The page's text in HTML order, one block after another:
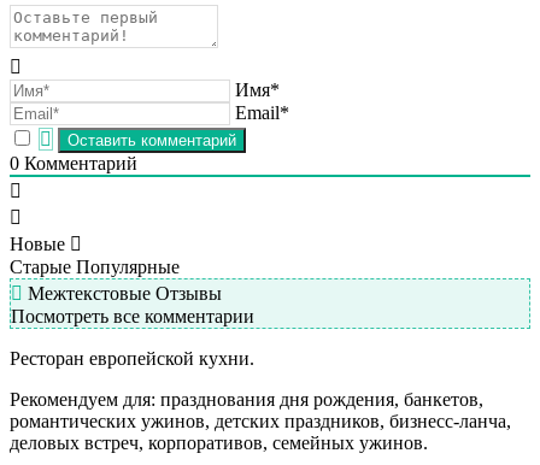
Имя*
Email*
0 Комментарий
Новые
Старые Популярные
Межтекстовые Отзывы
Посмотреть все комментарии
Ресторан европейской кухни.
Рекомендуем для: празднования дня рождения, банкетов,
романтических ужинов, детских праздников, бизнесс-ланча,
деловых встреч, корпоративов, семейных ужинов.